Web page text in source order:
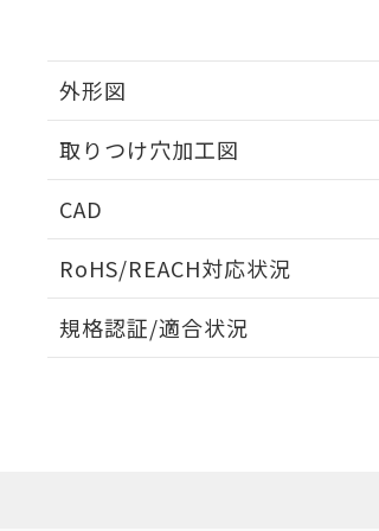
外形図
取りつけ穴加工図
CAD
RoHS/REACH対応状況
EU RoHS 注意事項・凡例
規格認証/適合状況